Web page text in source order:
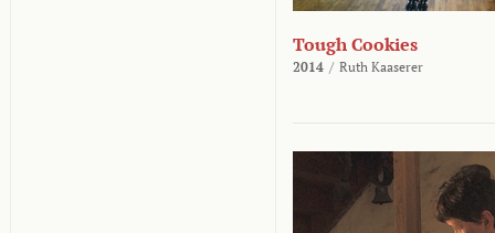
Tough Cookies
2014 / Ruth Kaaserer